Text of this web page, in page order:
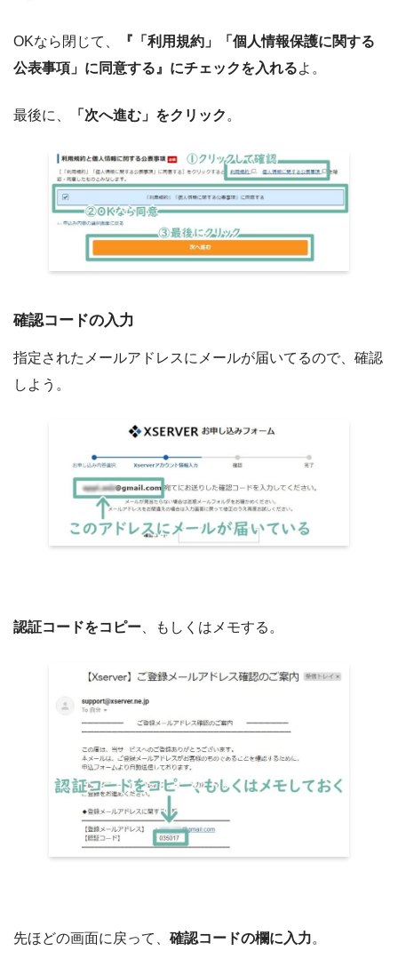
OKなら閉じて、
『「利用規約」「個人情報保護に関する
公表事項」に同意する』にチェックを入れるよ。
最後に、 「次へ進む」をクリック。
確認コードの入力
指定されたメールアドレスにメールが届いてるので、確認
しよう。
認証コードをコピー、もしくはメモする。
先ほどの画面に戻って、 確認コードの欄に入力。